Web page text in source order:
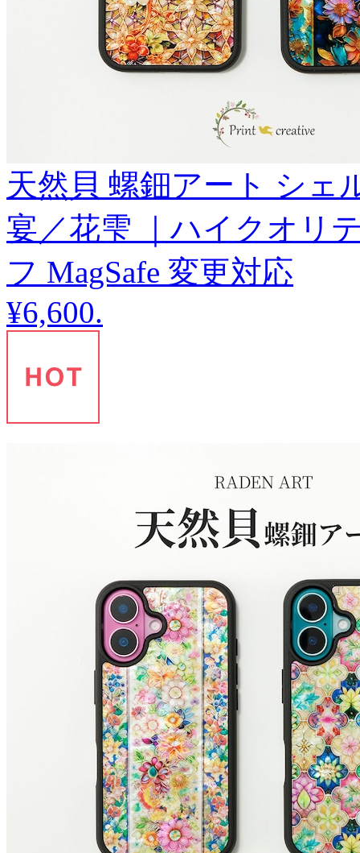
天然貝 螺鈿アート シェ
宴／花雫 ｜ハイクオリ
フ MagSafe 変更対応
¥6,600.